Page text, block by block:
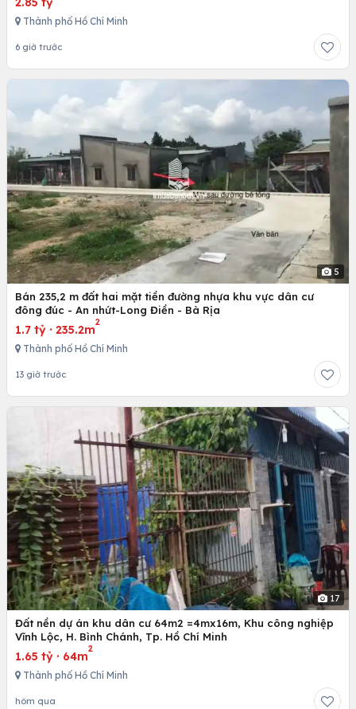
Thành phố Hồ Chí Minh
6 giờ trước
5
Bán 235,2 m đất hai mặt tiền đường nhựa khu vực dân cư
đông đúc - An nhứt-Long Điền - Bà Rịa
1.7 tỷ · 235.2m
2
Thành phố Hồ Chí Minh
13 giờ trước
17
Đất nền dự án khu dân cư 64m2 =4mx16m, Khu công nghiệp
Vĩnh Lộc, H. Bình Chánh, Tp. Hồ Chí Minh
1.65 tỷ · 64m
2
Thành phố Hồ Chí Minh
hôm qua